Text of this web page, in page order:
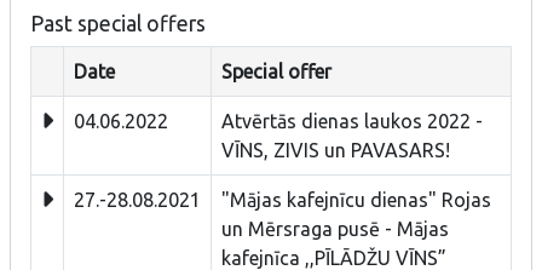
Past special offers
Date Special offer
04.06.2022
Atvērtās dienas laukos 2022 -
VĪNS, ZIVIS un PAVASARS!
27.-28.08.2021
"Mājas kafejnīcu dienas" Rojas
un Mērsraga pusē - Mājas
kafejnīca ,,PĪLĀDŽU VĪNS”